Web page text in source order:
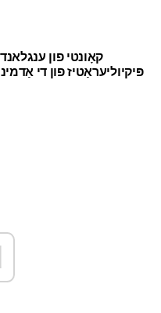
קאָונטי פון
פּיקיוליעראַטיז פון די